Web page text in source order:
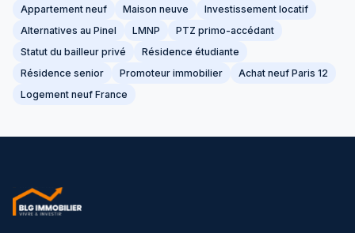
Appartement neuf
Maison neuve
Investissement locatif
Alternatives au Pinel
LMNP
PTZ primo-accédant
Statut du bailleur privé
Résidence étudiante
Résidence senior
Promoteur immobilier
Achat neuf Paris 12
Logement neuf France